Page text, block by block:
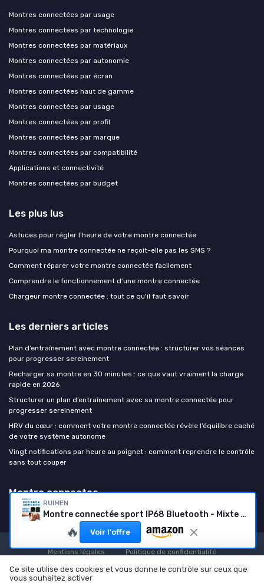
RUIMEN
Montre connectée sport IP68 Bluetooth - Mixte (Android/iOS)
🔥 Voir l'offre
Montres connectées par usage
Montres connectées par technologie
Montres connectées par matériaux
Montres connectées par autonomie
Montres connectées par écran
Montres connectées haut de gamme
Montres connectées par usage
Montres connectées par profil
Montres connectées par marque
Montres connectées par compatibilité
Applications et connectivité
Montres connectées par budget
Les plus lus
Astuces pour régler l'heure de votre montre connectée
Pourquoi ma montre connectée ne reçoit-elle pas les SMS ?
Comment réparer votre montre connectée facilement
Comprendre le fonctionnement d'une montre connectée
Chargeur montre connectée : tout ce qu'il faut savoir
Les derniers articles
Plan d’entraînement avec montre connectée : structurer vos séances
pour progresser sereinement
Recharger sa montre en 30 minutes : ce que vaut vraiment la charge
rapide en 2026
Structurer un plan d’entraînement avec sa montre connectée pour
progresser sereinement
HRV du cœur : comment votre montre connectée révèle l’équilibre caché
de votre système autonome
Vingt notifications par heure au poignet : comment reprendre le contrôle
sans tout couper
Montre connectee
Mentions légales
Politique de confidentialité
© Montre connectee 2026
Ce site utilise des cookies et vous donne le contrôle sur ceux que
vous souhaitez activer